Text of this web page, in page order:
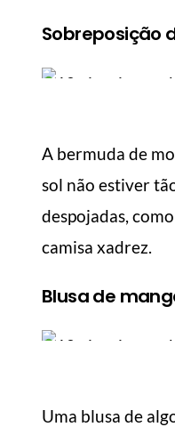
Sobreposição
A bermuda de
sol não estiver
despojadas,
camisa xadrez.
Blusa de
Uma blusa de